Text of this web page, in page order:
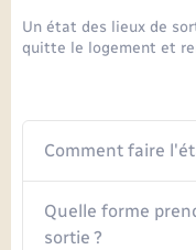
Numérique
Organisation
Seniors
Agenda
Commerces -
Plan interactif
La Communauté
Un état des lieux de
quitte le logement et
Comment faire
Quelle forme
sortie ?